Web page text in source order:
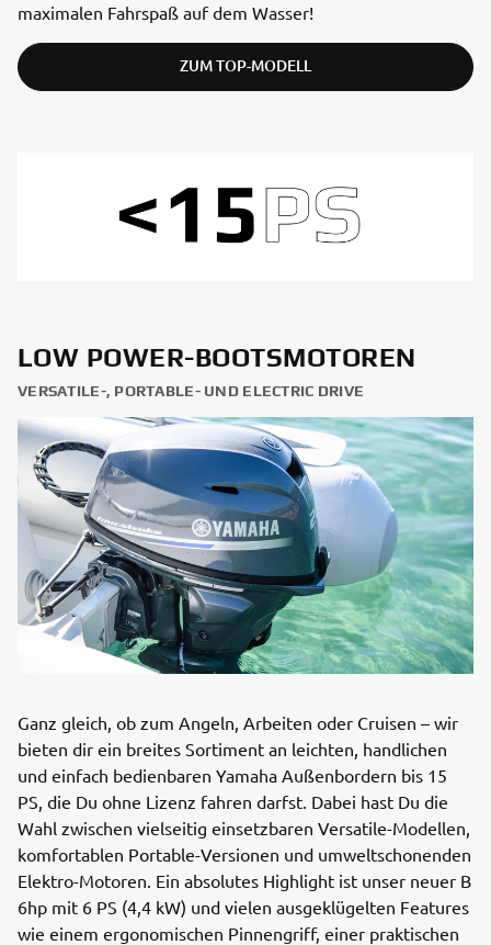
maximalen Fahrspaß auf dem Wasser!
ZUM TOP-MODELL
LOW POWER-BOOTSMOTOREN
VERSATILE-, PORTABLE- UND ELECTRIC DRIVE
Ganz gleich, ob zum Angeln, Arbeiten oder Cruisen – wir
bieten dir ein breites Sortiment an leichten, handlichen
und einfach bedienbaren Yamaha Außenbordern bis 15
PS, die Du ohne Lizenz fahren darfst. Dabei hast Du die
Wahl zwischen vielseitig einsetzbaren Versatile-Modellen,
komfortablen Portable-Versionen und umweltschonenden
Elektro-Motoren. Ein absolutes Highlight ist unser neuer B
6hp mit 6 PS (4,4 kW) und vielen ausgeklügelten Features
wie einem ergonomischen Pinnengriff, einer praktischen